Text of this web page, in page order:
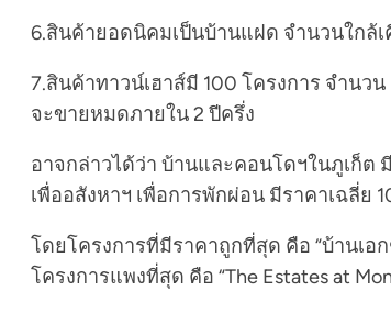
6.สินค้ายอดนิคมเป็นบ้านแฝด จำนวนใกล้
7.สินค้าทาวน์เฮาส์มี 100 โครงการ จำนว
จะขายหมดภายใน 2 ปีครึ่ง
อาจกล่าวได้ว่า บ้านและคอนโดฯในภูเก็ต
เพื่ออสังหาฯ เพื่อการพักผ่อน มีราคาเฉลี่ย
โดยโครงการที่มีราคาถูกที่สุด คือ “บ้านเ
โครงการแพงที่สุด คือ “The Estates at